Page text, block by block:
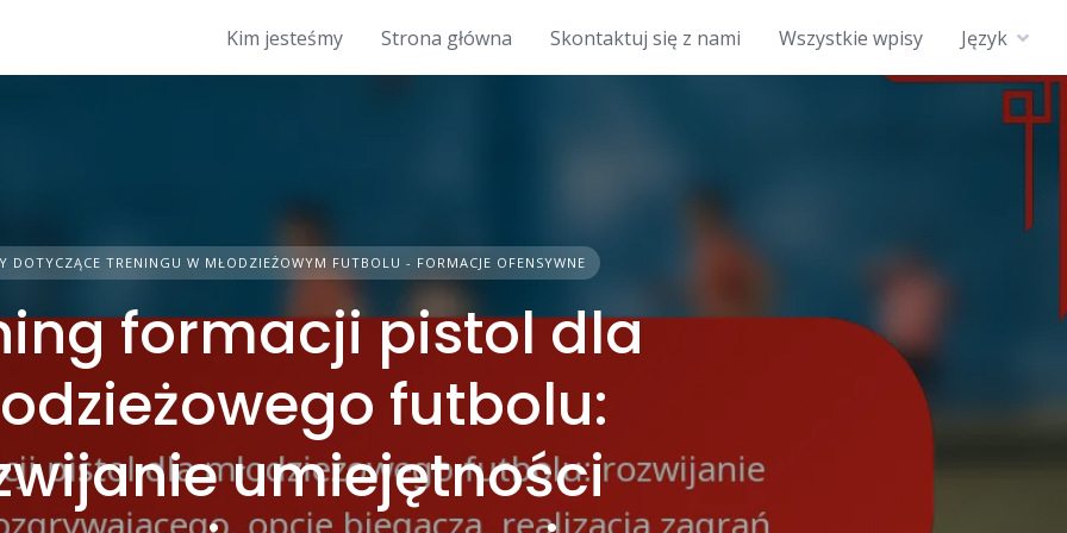
Kim jesteśmy Strona główna Skontaktuj się z nami Wszystkie wpisy Język
DOTYCZĄCE TRENINGU W MŁODZIEŻOWYM FUTBOLU - FORMACJE OFENSYWNE
formacji pistol dla
futbolu:
umiejętności